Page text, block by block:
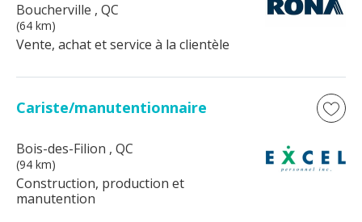
Boucherville , QC
(64 km)
Vente, achat et service à la clientèle
Cariste/manutentionnaire
Bois-des-Filion , QC
(94 km)
Construction, production et
manutention